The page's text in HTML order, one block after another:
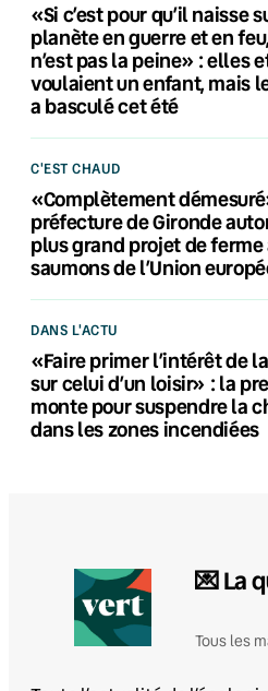
«Si c’est pour qu’il naisse
planète en guerre et en
n’est pas la peine» : elles
voulaient un enfant, mais
a basculé cet été
C'EST CHAUD
«Complètement
préfecture de Gironde
plus grand projet de ferme
saumons de l’Union
DANS L'ACTU
«Faire primer l’intérêt de
sur celui d’un loisir» : la
monte pour suspendre la
dans les zones incendiées
💌 La
Tous les